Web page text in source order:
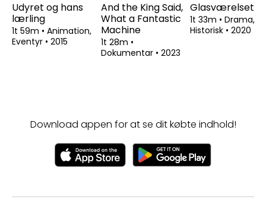
Udyret og hans
lærling
1t 59m • Animation,
Eventyr • 2015
And the King Said,
What a Fantastic
Machine
1t 28m •
Dokumentar • 2023
Glasværelset
1t 33m • Drama,
Historisk • 2020
Download appen for at se dit købte indhold!